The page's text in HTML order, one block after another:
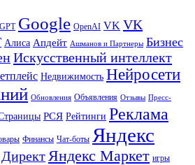
Google OpenAI VK VK
Алиса Апдейт Ашманов и Партнеры Бизнес
Искусственный интеллект
Недвижимость Нейросети
Обновления Объявления Отзывы Пресс-
РСЯ Рейтинги Реклама
Финансы Чат-боты Яндекс
Яндекс Маркет игры